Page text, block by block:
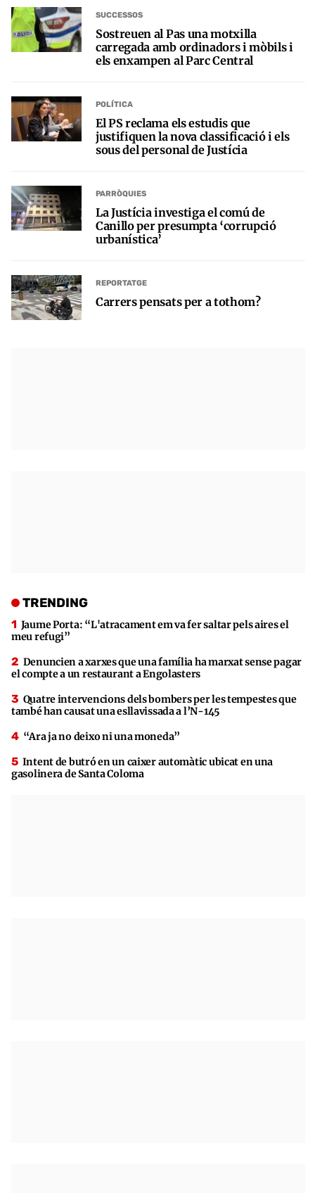
SUCCESSOS
Sostreuen al Pas una motxilla
carregada amb ordinadors i mòbils i
els enxampen al Parc Central
POLÍTICA
El PS reclama els estudis que
justifiquen la nova classificació i els
sous del personal de Justícia
PARRÒQUIES
La Justícia investiga el comú de
Canillo per presumpta ‘corrupció
urbanística’
REPORTATGE
Carrers pensats per a tothom?
TRENDING
Jaume Porta: “L'atracament em va fer saltar pels aires el
meu refugi”
Denuncien a xarxes que una família ha marxat sense pagar
el compte a un restaurant a Engolasters
Quatre intervencions dels bombers per les tempestes que
també han causat una esllavissada a l’N-145
“Ara ja no deixo ni una moneda”
Intent de butró en un caixer automàtic ubicat en una
gasolinera de Santa Coloma